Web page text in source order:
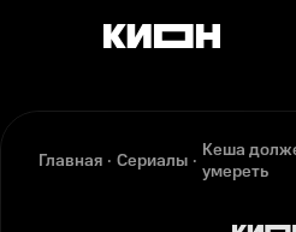
Главная Сериалы
Кеша
умереть